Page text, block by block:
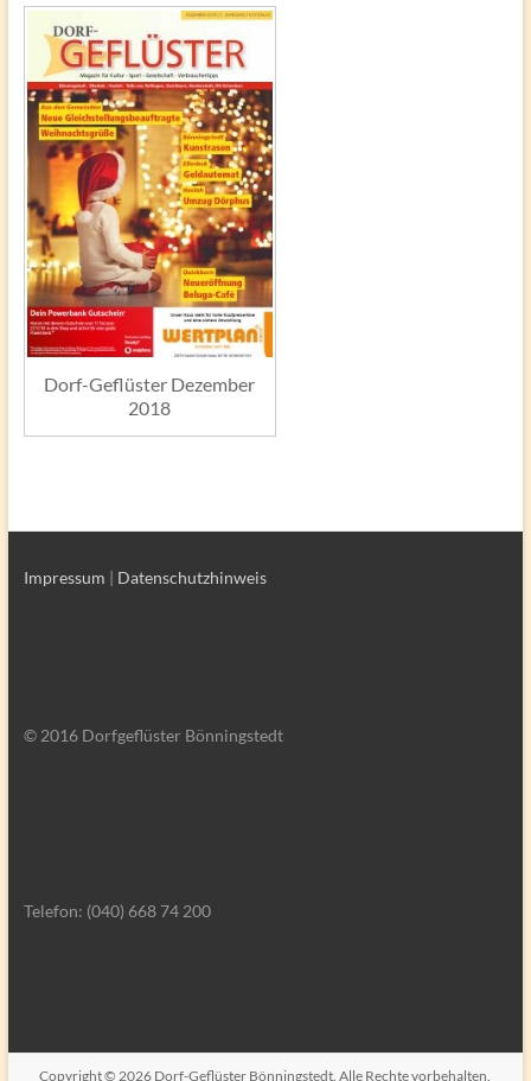
Dorf-Geflüster Dezember
2018
Impressum | Datenschutzhinweis
© 2016 Dorfgeflüster Bönningstedt
Telefon: (040) 668 74 200
Copyright © 2026 Dorf-Geflüster Bönningstedt. Alle Rechte vorbehalten.